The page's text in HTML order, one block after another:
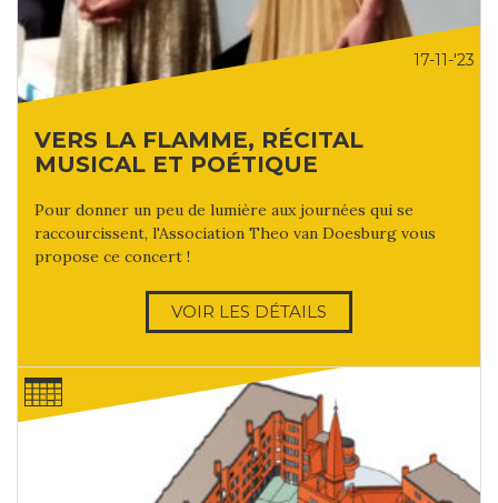
17-11-'23
VERS LA FLAMME, RÉCITAL
MUSICAL ET POÉTIQUE
Pour donner un peu de lumière aux journées qui se
raccourcissent, l'Association Theo van Doesburg vous
propose ce concert !
VOIR LES DÉTAILS